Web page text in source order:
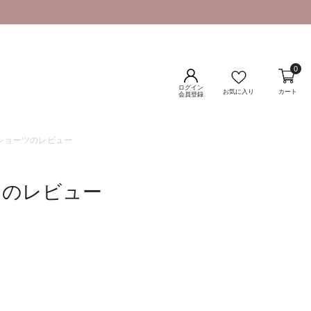
ログイン
会員登録
お気に入り カート
0
ョーツのレビュー
レビュー